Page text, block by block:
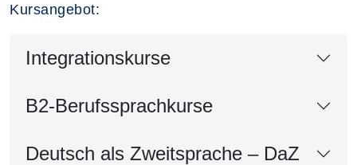
Kursangebot:
Integrationskurse
B2-Berufssprachkurse
Deutsch als Zweitsprache – DaZ